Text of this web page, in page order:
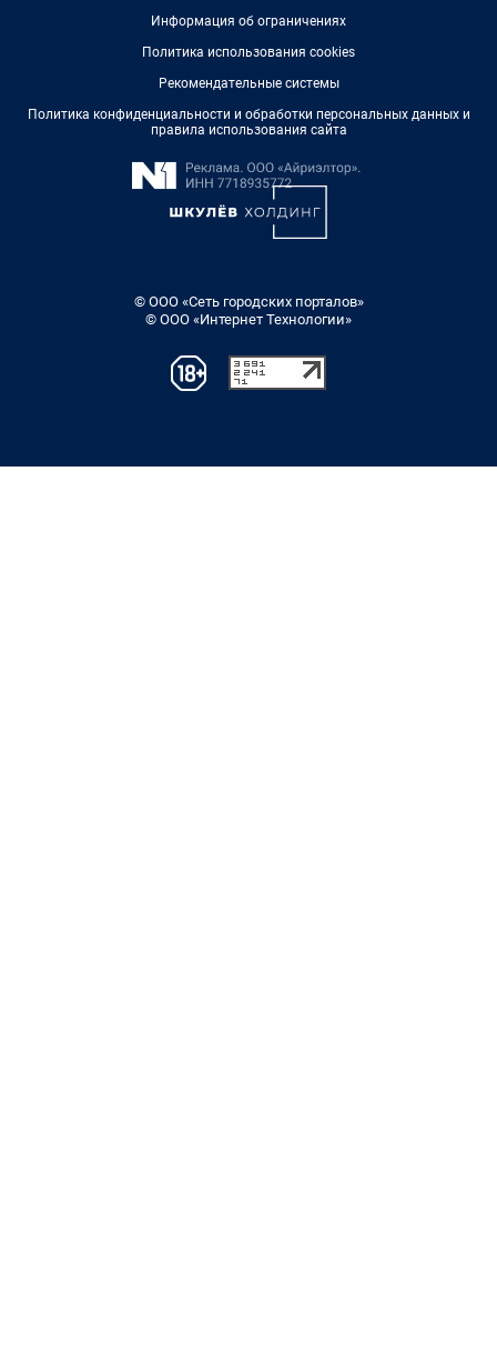
Информация об ограничениях
Политика использования cookies
Рекомендательные системы
Политика конфиденциальности и обработки персональных данных и
правила использования сайта
© ООО «Сеть городских порталов»
© ООО «Интернет Технологии»